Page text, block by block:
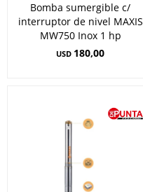
Bomba sumergible c/
interruptor de nivel MAXIS
MW750 Inox 1 hp
USD 180,00